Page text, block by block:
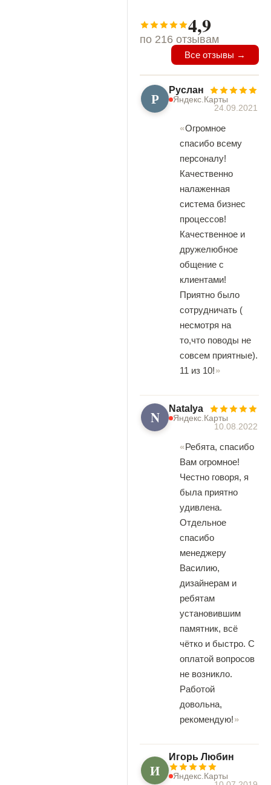
4,9
по 216 отзывам
Все отзывы →
Р Руслан
Яндекс.Карты
24.09.2021
Огромное
спасибо всему
персоналу!
Качественно
налаженная
система бизнес
процессов!
Качественное и
дружелюбное
общение с
клиентами!
Приятно было
сотрудничать (
несмотря на
то,что поводы не
совсем приятные).
11 из 10!
N Natalya
Яндекс.Карты
10.08.2022
Ребята, спасибо
Вам огромное!
Честно говоря, я
была приятно
удивлена.
Отдельное
спасибо
менеджеру
Василию,
дизайнерам и
ребятам
установившим
памятник, всё
чётко и быстро. С
оплатой вопросов
не возникло.
Работой
довольна,
рекомендую!
И
Игорь Любин
Яндекс.Карты